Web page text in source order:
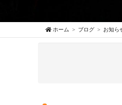
ホーム ブログ お知ら